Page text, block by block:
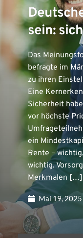
sein:
Das
befragte im
zu ihren
Eine
Sicherheit
vor höchste
ein
Rente –
wichtig.
Merkmalen […]
Mai 19, 2025